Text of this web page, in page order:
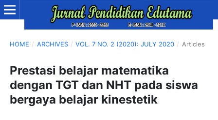
HOME / ARCHIVES / VOL. 7 NO. 2 (2020): JULY 2020 / Articles
Prestasi belajar matematika
dengan TGT dan NHT pada siswa
bergaya belajar kinestetik